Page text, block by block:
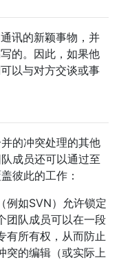
讯的新颖事物，并
的。因此，如果他
以与对方交谈或事
的冲突处理的其他
成员还可以通过至
彼此的工作：
例如SVN）允许锁定
团队成员可以在一段
有所有权，从而防止
突的编辑（或实际上